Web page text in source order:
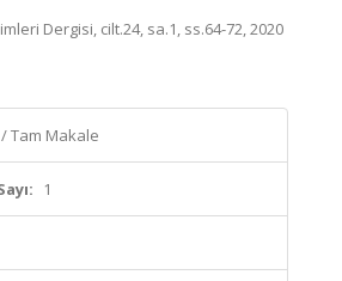
Dergisi, cilt.24, sa.1, ss.64-72, 2020
Tam Makale
1